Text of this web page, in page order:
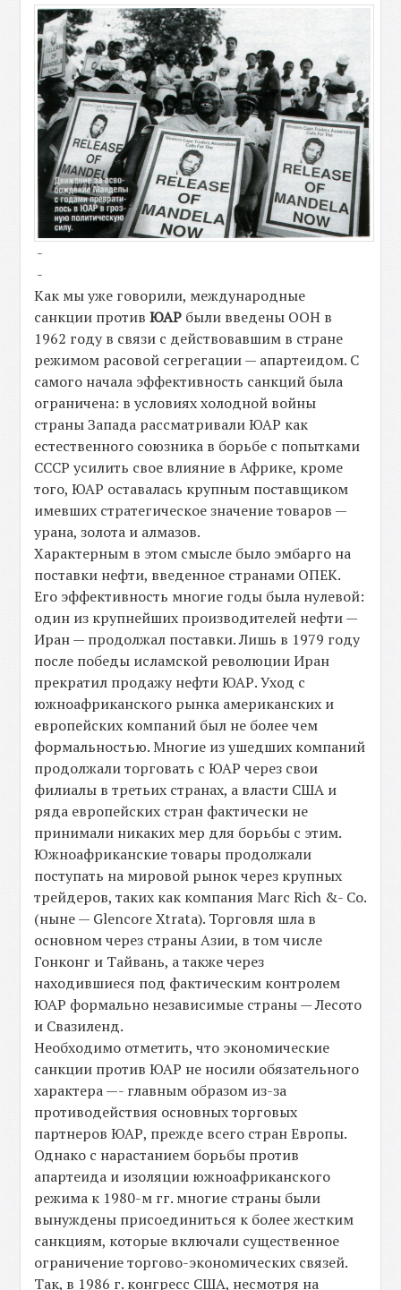
-
-
Как мы уже говорили, международные
санкции противЮАР были введены ООН в
1962 году в связи с действовавшим в стране
режимом расовой сегрегации — апартеидом. С
самого начала эффективность санкций была
ограничена: в условиях холодной войны
страны Запада рассматривали ЮАР как
естественного союзника в борьбе с попытками
СССР усилить свое влияние в Африке, кроме
того, ЮАР оставалась крупным поставщиком
имевших стратегическое значение товаров —
урана, золота и алмазов.
Характерным в этом смысле было эмбарго на
поставки нефти, введенное странами ОПЕК.
Его эффективность многие годы была нулевой:
один из крупнейших производителей нефти —
Иран — продолжал поставки. Лишь в 1979 году
после победы исламской революции Иран
прекратил продажу нефти ЮАР. Уход с
южноафриканского рынка американских и
европейских компаний был не более чем
формальностью. Многие из ушедших компаний
продолжали торговать с ЮАР через свои
филиалы в третьих странах, а власти США и
ряда европейских стран фактически не
принимали никаких мер для борьбы с этим.
Южноафриканские товары продолжали
поступать на мировой рынок через крупных
трейдеров, таких как компания Marc Rich &- Co.
(ныне — Glencore Xtrata). Торговля шла в
основном через страны Азии, в том числе
Гонконг и Тайвань, а также через
находившиеся под фактическим контролем
ЮАР формально независимые страны — Лесото
и Свазиленд.
Необходимо отметить, что экономические
санкции против ЮАР не носили обязательного
характера —- главным образом из-за
противодействия основных торговых
партнеров ЮАР, прежде всего стран Европы.
Однако с нарастанием борьбы против
апартеида и изоляции южноафриканского
режима к 1980-м гг. многие страны были
вынуждены присоединиться к более жестким
санкциям, которые включали существенное
ограничение торгово-экономических связей.
Так, в 1986 г. конгресс США, несмотря на